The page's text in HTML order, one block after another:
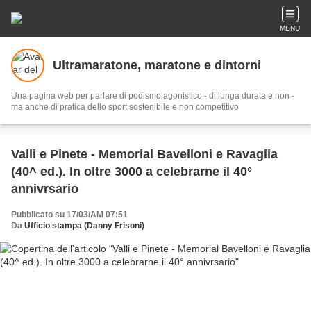
MENU
Ultramaratone, maratone e dintorni
Una pagina web per parlare di podismo agonistico - di lunga durata e non -
ma anche di pratica dello sport sostenibile e non competitivo
Valli e Pinete - Memorial Bavelloni e Ravaglia
(40^ ed.). In oltre 3000 a celebrarne il 40°
annivrsario
Pubblicato su 17/03/AM 07:51
Da Ufficio stampa (Danny Frisoni)